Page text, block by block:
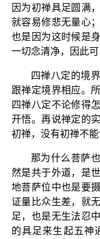
因为初禅具足圆满
就容易修悲无量心
也是因为这时候是
一切念清净，因此可
四禅八定的境
跟禅定境界相应。
四禅八定不论修得
开悟。再说禅定的
初禅，没有初禅不
那为什么菩萨
然是共于外道，是
地菩萨位中也是要
证量比众生差，就
足，也是无生法忍
的具足来生起五神